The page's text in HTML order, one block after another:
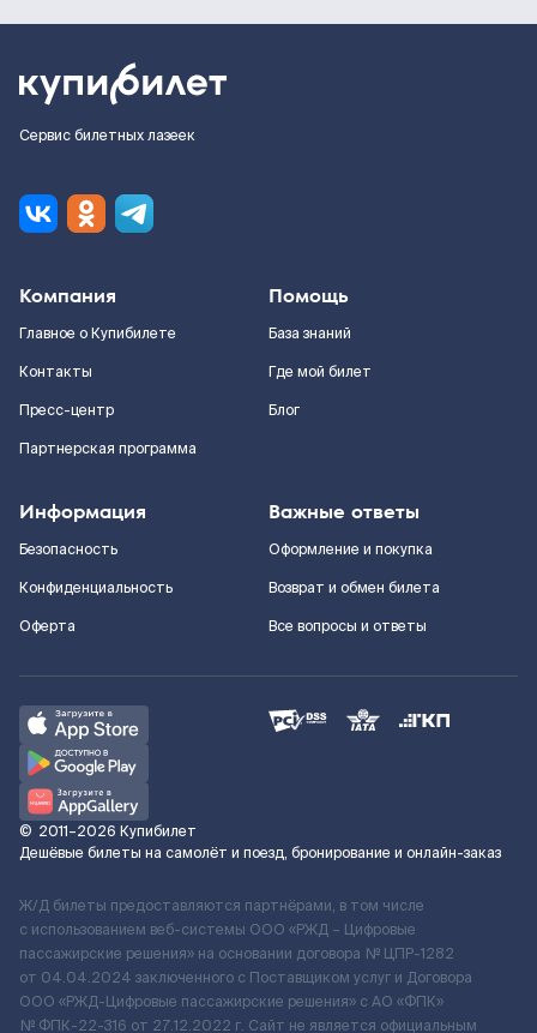
Сервис билетных лазеек
Компания
Главное о Купибилете
Контакты
Пресс-центр
Партнерская программа
Помощь
База знаний
Где мой билет
Блог
Информация
Безопасность
Конфиденциальность
Оферта
Важные ответы
Оформление и покупка
Возврат и обмен билета
Все вопросы и ответы
© 2011–2026 Купибилет
Дешёвые билеты на самолёт и поезд, бронирование и онлайн-заказ
Ж/Д билеты предоставляются партнёрами, в том числе
с использованием веб-системы ООО «РЖД – Цифровые
пассажирские решения» на основании договора № ЦПР-1282
от 04.04.2024 заключенного с Поставщиком услуг и Договора
ООО «РЖД-Цифровые пассажирские решения» c АО «ФПК»
№ ФПК-22-316 от 27.12.2022 г. Сайт не является официальным